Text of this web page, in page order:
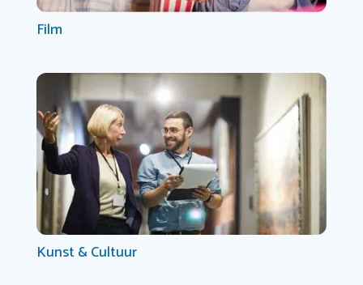
Film
Kunst & Cultuur